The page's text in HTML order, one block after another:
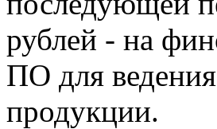
рублей - на
ПО для ведения
продукции.